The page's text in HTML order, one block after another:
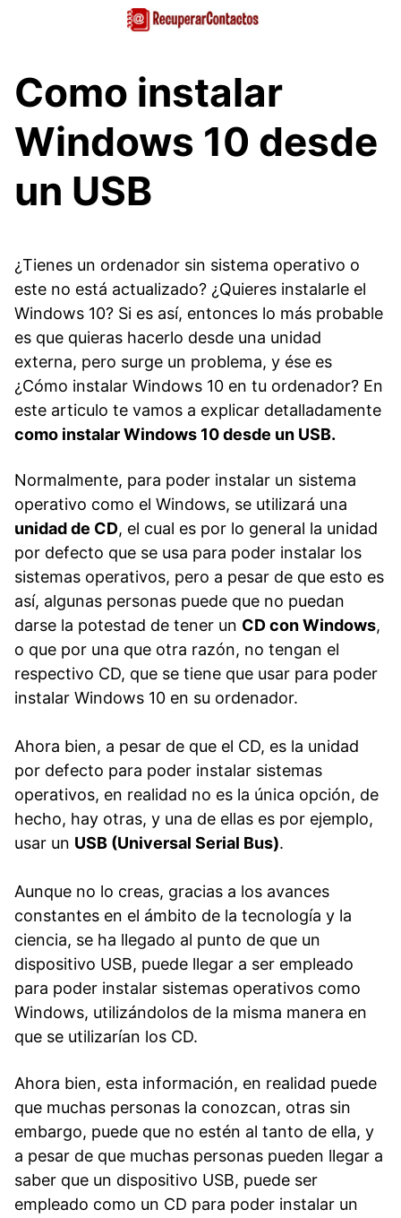
Como instalar
Windows 10 desde
un USB
¿Tienes un ordenador sin sistema operativo o
este no está actualizado? ¿Quieres instalarle el
Windows 10? Si es así, entonces lo más probable
es que quieras hacerlo desde una unidad
externa, pero surge un problema, y ése es
¿Cómo instalar Windows 10 en tu ordenador? En
este articulo te vamos a explicar detalladamente
como instalar Windows 10 desde un USB.
Normalmente, para poder instalar un sistema
operativo como el Windows, se utilizará una
unidad de CD, el cual es por lo general la unidad
por defecto que se usa para poder instalar los
sistemas operativos, pero a pesar de que esto es
así, algunas personas puede que no puedan
darse la potestad de tener un CD con Windows,
o que por una que otra razón, no tengan el
respectivo CD, que se tiene que usar para poder
instalar Windows 10 en su ordenador.
Ahora bien, a pesar de que el CD, es la unidad
por defecto para poder instalar sistemas
operativos, en realidad no es la única opción, de
hecho, hay otras, y una de ellas es por ejemplo,
usar un USB (Universal Serial Bus).
Aunque no lo creas, gracias a los avances
constantes en el ámbito de la tecnología y la
ciencia, se ha llegado al punto de que un
dispositivo USB, puede llegar a ser empleado
para poder instalar sistemas operativos como
Windows, utilizándolos de la misma manera en
que se utilizarían los CD.
Ahora bien, esta información, en realidad puede
que muchas personas la conozcan, otras sin
embargo, puede que no estén al tanto de ella, y
a pesar de que muchas personas pueden llegar a
saber que un dispositivo USB, puede ser
empleado como un CD para poder instalar un